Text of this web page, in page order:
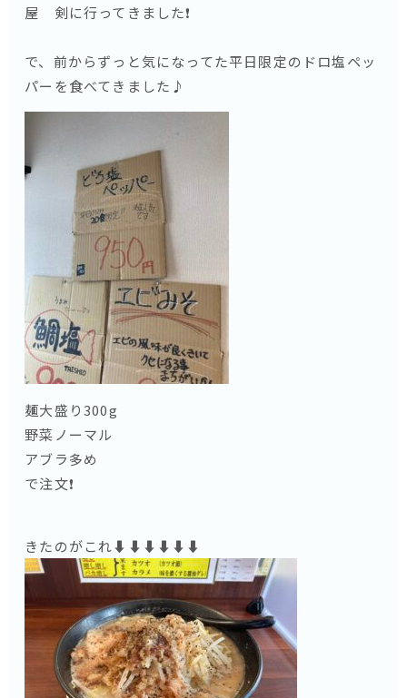
屋 剣に行ってきました❗️
で、前からずっと気になってた平日限定のドロ塩ペッ
パーを食べてきました♪
麺大盛り300g
野菜ノーマル
アブラ多め
で注文❗️
きたのがこれ⬇️⬇️⬇️⬇️⬇️⬇️